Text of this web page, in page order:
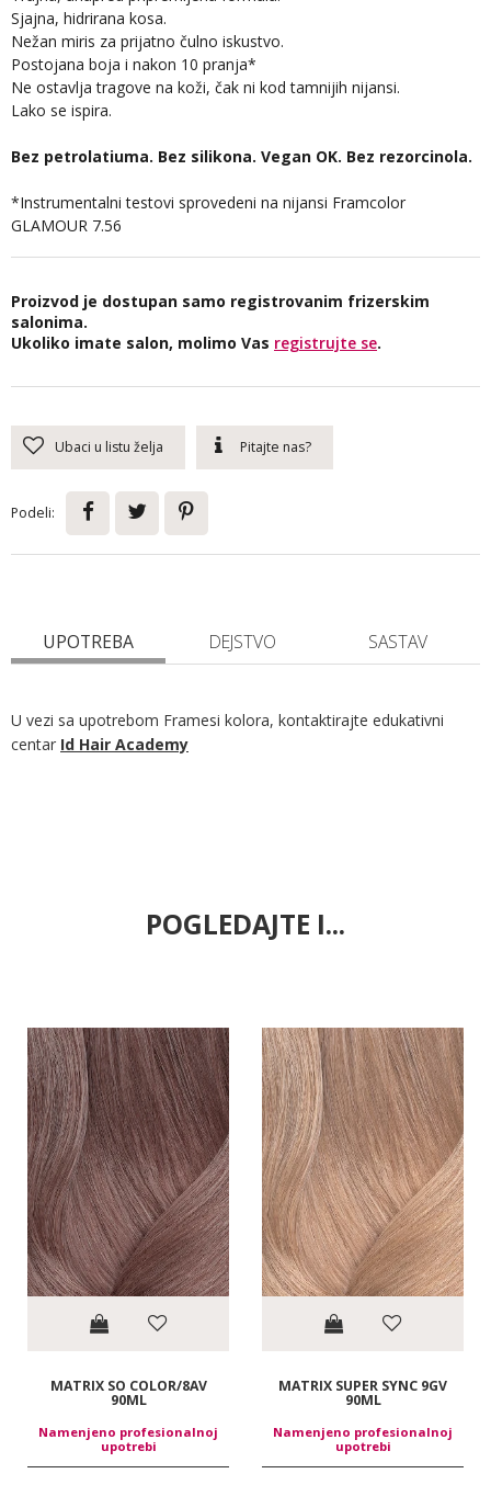
Sjajna, hidrirana kosa.
Nežan miris za prijatno čulno iskustvo.
Postojana boja i nakon 10 pranja*
Ne ostavlja tragove na koži, čak ni kod tamnijih nijansi.
Lako se ispira.
Bez petrolatiuma. Bez silikona. Vegan OK. Bez rezorcinola.
*Instrumentalni testovi sprovedeni na nijansi Framcolor
GLAMOUR 7.56
Proizvod je dostupan samo registrovanim frizerskim
salonima.
Ukoliko imate salon, molimo Vas registrujte se.
Ubaci u listu želja Pitajte nas?
Podeli:
UPOTREBA DEJSTVO SASTAV
U vezi sa upotrebom Framesi kolora, kontaktirajte edukativni
centar Id Hair Academy
POGLEDAJTE I...
MATRIX SO COLOR/8AV
90ML
Namenjeno profesionalnoj
upotrebi
MATRIX SUPER SYNC 9GV
90ML
Namenjeno profesionalnoj
upotrebi